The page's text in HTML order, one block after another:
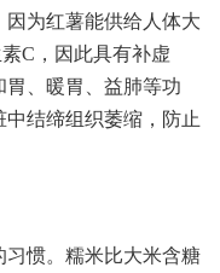
为红薯能供给人体大
C，因此具有补虚
、暖胃、益肺等功
结缔组织萎缩，防止
习惯。糯米比大米含糖